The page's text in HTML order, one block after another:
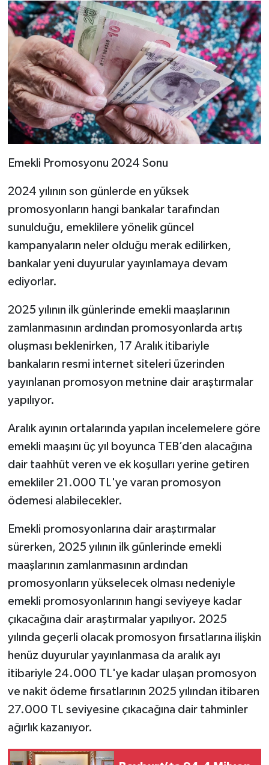
Emekli Promosyonu 2024 Sonu
2024 yılının son günlerde en yüksek
promosyonların hangi bankalar tarafından
sunulduğu, emeklilere yönelik güncel
kampanyaların neler olduğu merak edilirken,
bankalar yeni duyurular yayınlamaya devam
ediyorlar.
2025 yılının ilk günlerinde emekli maaşlarının
zamlanmasının ardından promosyonlarda artış
oluşması beklenirken, 17 Aralık itibariyle
bankaların resmi internet siteleri üzerinden
yayınlanan promosyon metnine dair araştırmalar
yapılıyor.
Aralık ayının ortalarında yapılan incelemelere göre
emekli maaşını üç yıl boyunca TEB’den alacağına
dair taahhüt veren ve ek koşulları yerine getiren
emekliler 21.000 TL'ye varan promosyon
ödemesi alabilecekler.
Emekli promosyonlarına dair araştırmalar
sürerken, 2025 yılının ilk günlerinde emekli
maaşlarının zamlanmasının ardından
promosyonların yükselecek olması nedeniyle
emekli promosyonlarının hangi seviyeye kadar
çıkacağına dair araştırmalar yapılıyor. 2025
yılında geçerli olacak promosyon fırsatlarına ilişkin
henüz duyurular yayınlanmasa da aralık ayı
itibariyle 24.000 TL'ye kadar ulaşan promosyon
ve nakit ödeme fırsatlarının 2025 yılından itibaren
27.000 TL seviyesine çıkacağına dair tahminler
ağırlık kazanıyor.